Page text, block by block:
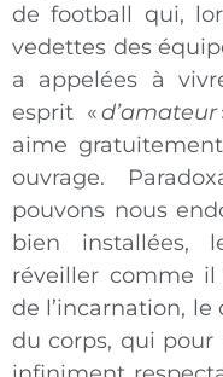
de football qui,
vedettes des
a appelées à
esprit «d’amateur
aime
ouvrage.
pouvons nous
bien installées,
réveiller comme il
de l’incarnation,
du corps, qui